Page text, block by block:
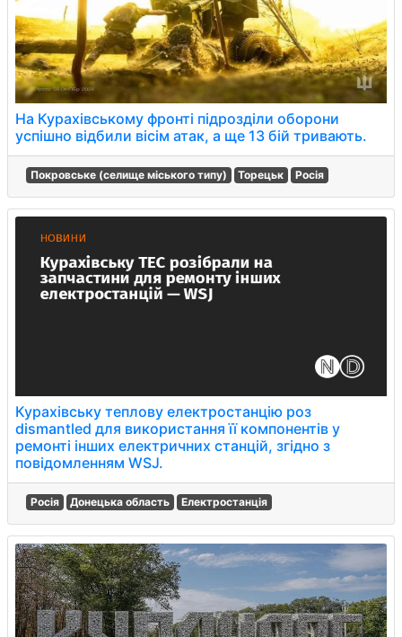
На Курахівському фронті підрозділи оборони
успішно відбили вісім атак, а ще 13 бій тривають.
Покровське (селище міського типу) Торецьк Росія
Курахівську теплову електростанцію роз
dismantled для використання її компонентів у
ремонті інших електричних станцій, згідно з
повідомленням WSJ.
Росія Донецька область Електростанція